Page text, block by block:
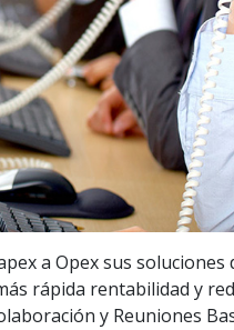
a Opex sus soluciones
rápida rentabilidad y
y Reuniones